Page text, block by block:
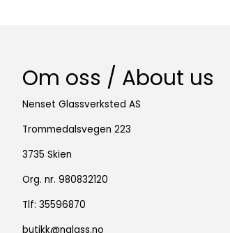
Om oss / About us
Nenset Glassverksted AS
Trommedalsvegen 223
3735 Skien
Org. nr. 980832120
Tlf: 35596870
butikk@nglass.no